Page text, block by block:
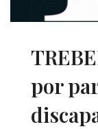
por